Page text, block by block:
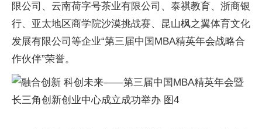
限公司、云南荷字号茶业有限公司、泰祺教育、浙商银
行、亚太地区商学院沙漠挑战赛、昆山枫之翼体育文化
发展有限公司等企业“第三届中国MBA精英年会战略合
作伙伴”荣誉。